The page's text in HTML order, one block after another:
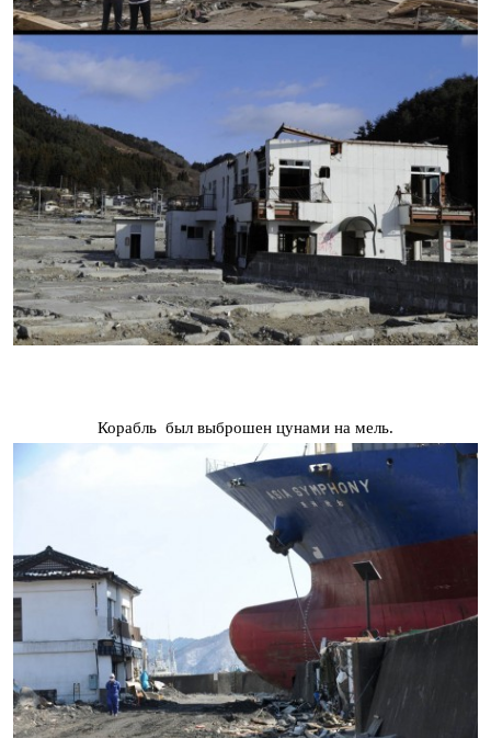
Корабль был выброшен цунами на мель.